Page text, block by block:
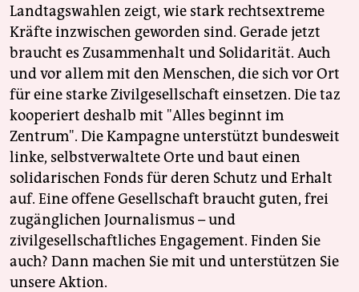
Landtagswahlen zeigt, wie stark rechtsextreme
Kräfte inzwischen geworden sind. Gerade jetzt
braucht es Zusammenhalt und Solidarität. Auch
und vor allem mit den Menschen, die sich vor Ort
für eine starke Zivilgesellschaft einsetzen. Die taz
kooperiert deshalb mit "Alles beginnt im
Zentrum". Die Kampagne unterstützt bundesweit
linke, selbstverwaltete Orte und baut einen
solidarischen Fonds für deren Schutz und Erhalt
auf. Eine offene Gesellschaft braucht guten, frei
zugänglichen Journalismus – und
zivilgesellschaftliches Engagement. Finden Sie
auch? Dann machen Sie mit und unterstützen Sie
unsere Aktion.